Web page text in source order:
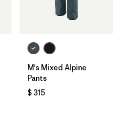
M's Mixed Alpine
Pants
$ 315